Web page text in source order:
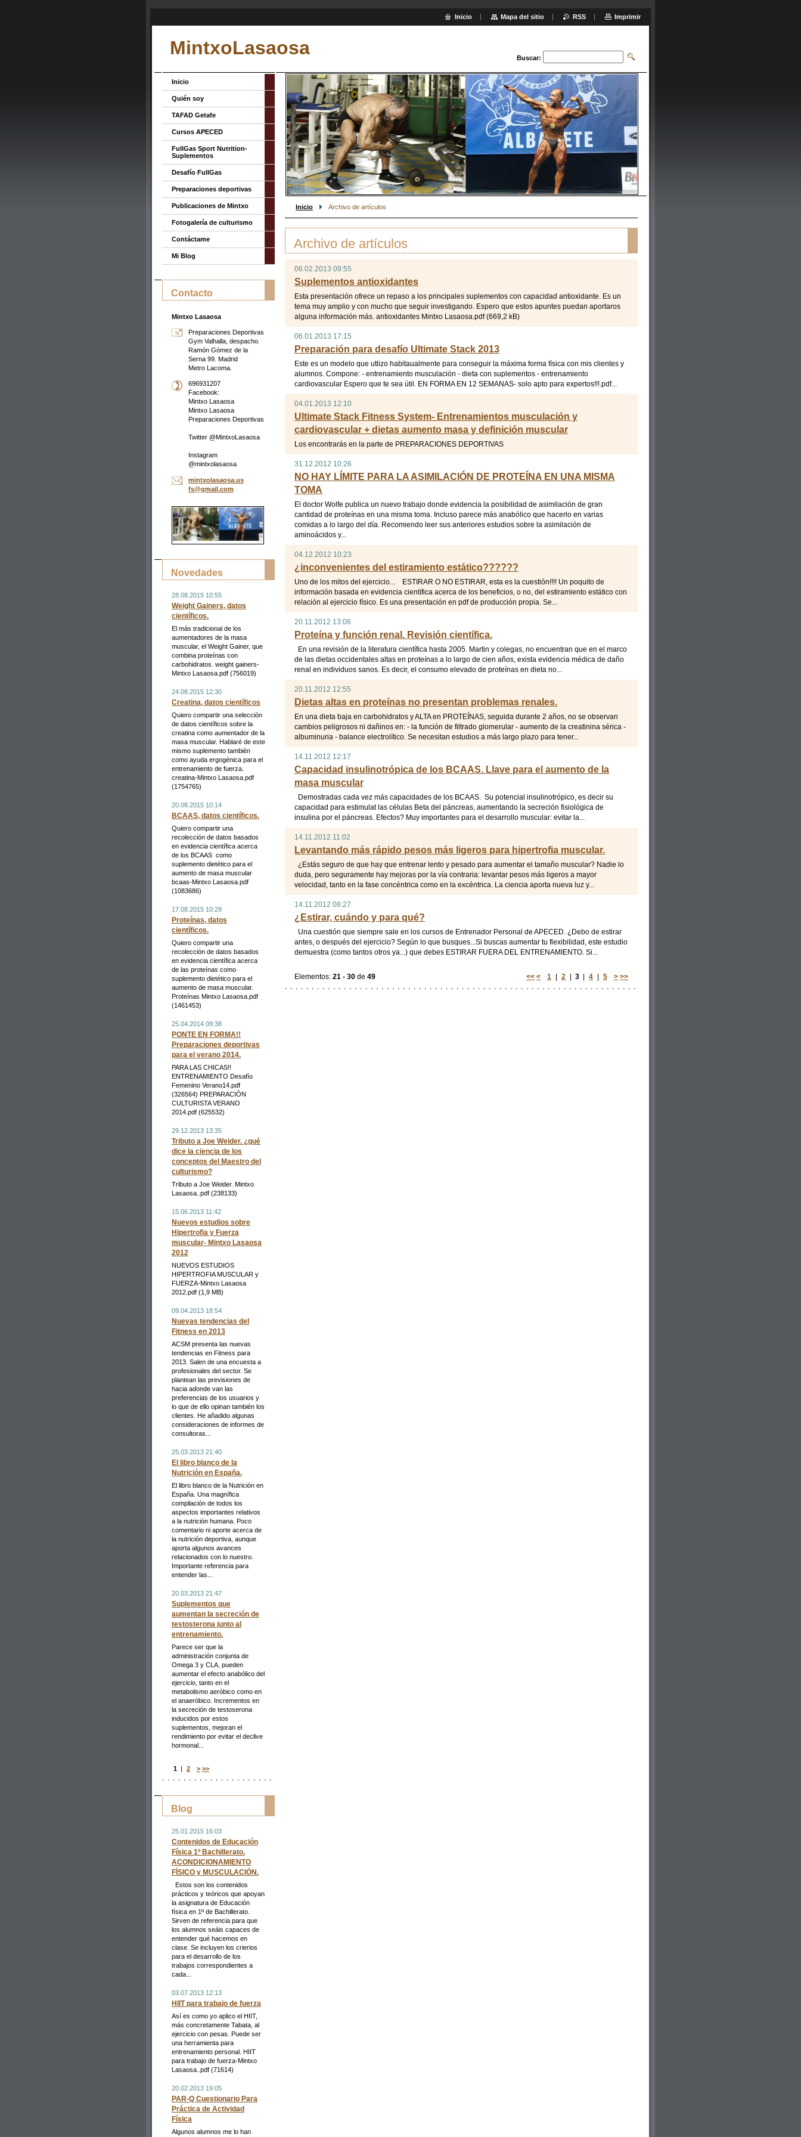
MintxoLasaosa Buscar:
Inicio Archivo de artículos
Archivo de artículos
06.02.2013 09:55
Suplementos antioxidantes
Esta presentación ofrece un repaso a los principales suplementos con capacidad antioxidante. Es un
tema muy amplio y con mucho que seguir investigando. Espero que estos apuntes puedan aportaros
alguna información más. antioxidantes Mintxo Lasaosa.pdf (669,2 kB)
06.01.2013 17:15
Preparación para desafío Ultimate Stack 2013
Este es un modelo que utlizo habitaualmente para conseguir la máxima forma física con mis clientes y
alumnos. Compone: - entrenamiento musculación - dieta con suplementos - entrenamiento
cardiovascular Espero que te sea útil. EN FORMA EN 12 SEMANAS- solo apto para expertos!!!.pdf...
04.01.2013 12:10
Ultimate Stack Fitness System- Entrenamientos musculación y
cardiovascular + dietas aumento masa y definición muscular
Los encontrarás en la parte de PREPARACIONES DEPORTIVAS
31.12.2012 10:26
NO HAY LÍMITE PARA LA ASIMILACIÓN DE PROTEÍNA EN UNA MISMA
TOMA
El doctor Wolfe publica un nuevo trabajo donde evidencia la posibilidad de asimilación de gran
cantidad de proteínas en una misma toma. Incluso parece más anabólico que hacerlo en varias
comidas a lo largo del día. Recomiendo leer sus anteriores estudios sobre la asimilación de
aminoácidos y...
04.12.2012 10:23
¿inconvenientes del estiramiento estático??????
Uno de los mitos del ejercicio... ESTIRAR O NO ESTIRAR, esta es la cuestión!!!! Un poquito de
información basada en evidencia científica acerca de los beneficios, o no, del estiramiento estático con
relación al ejercicio físico. Es una presentación en pdf de producción propia. Se...
20.11.2012 13:06
Proteína y función renal. Revisión científica.
En una revisión de la literatura científica hasta 2005. Martin y colegas, no encuentran que en el marco
de las dietas occidentales altas en proteínas a lo largo de cien años, exista evidencia médica de daño
renal en individuos sanos. Es decir, el consumo elevado de proteínas en dieta no...
20.11.2012 12:55
Dietas altas en proteínas no presentan problemas renales.
En una dieta baja en carbohidratos y ALTA en PROTEÍNAS, seguida durante 2 años, no se observan
cambios peligrosos ni dañinos en: - la función de filtrado glomerular - aumento de la creatinina sérica -
albuminuria - balance electrolítico. Se necesitan estudios a más largo plazo para tener...
14.11.2012 12:17
Capacidad insulinotrópica de los BCAAS. Llave para el aumento de la
masa muscular
Demostradas cada vez más capacidades de los BCAAS. Su potencial insulinotrópico, es decir su
capacidad para estimulat las células Beta del páncreas, aumentando la secreción fisiológica de
insulina por el páncreas. Efectos? Muy importantes para el desarrollo muscular: evitar la...
14.11.2012 11:02
Levantando más rápido pesos más ligeros para hipertrofia muscular.
¿Estás seguro de que hay que entrenar lento y pesado para aumentar el tamaño muscular? Nadie lo
duda, pero seguramente hay mejoras por la vía contraria: levantar pesos más ligeros a mayor
velocidad, tanto en la fase concéntrica como en la excéntrica. La ciencia aporta nueva luz y...
14.11.2012 08:27
¿Estirar, cuándo y para qué?
Una cuestión que siempre sale en los cursos de Entrenador Personal de APECED. ¿Debo de estirar
antes, o después del ejercicio? Según lo que busques...Si buscas aumentar tu flexibilidad, este estudio
demuestra (como tantos otros ya...) que debes ESTIRAR FUERA DEL ENTRENAMIENTO. Si...
Elementos: 21 - 30 de 49 << < 1 2 3 4 5 > >>
Inicio
Quién soy
TAFAD Getafe
Cursos APECED
FullGas Sport Nutrition-
Suplementos
Desafío FullGas
Preparaciones deportivas
Publicaciones de Mintxo
Fotogalería de culturismo
Contáctame
Mi Blog
Contacto
Mintxo Lasaosa
Preparaciones Deportivas
Gym Valhalla, despacho.
Ramón Gómez de la
Serna 99. Madrid
Metro Lacoma.
696931207
Facebook:
Mintxo Lasaosa
Mintxo Lasaosa
Preparaciones Deportivas
Twitter @MintxoLasaosa
Instagram
@mintxolasaosa
mintxolasaosa.us
fs@gmail.com
Novedades
28.08.2015 10:55
Weight Gainers, datos
científicos.
El más tradicional de los
aumentadores de la masa
muscular, el Weight Gainer, que
combina proteínas con
carbohidratos. weight gainers-
Mintxo Lasaosa.pdf (756019)
24.08.2015 12:30
Creatina, datos científicos
Quiero compartir una selección
de datos científicos sobre la
creatina como aumentador de la
masa muscular. Hablaré de este
mismo suplemento también
como ayuda ergogénica para el
entrenamiento de fuerza.
creatina-Mintxo Lasaosa.pdf
(1754765)
20.08.2015 10:14
BCAAS, datos científicos.
Quiero compartir una
recolección de datos basados
en evidencia científica acerca
de los BCAAS como
suplemento dietético para el
aumento de masa muscular
bcaas-Mintxo Lasaosa.pdf
(1083686)
17.08.2015 10:29
Proteínas, datos
científicos.
Quiero compartir una
recolección de datos basados
en evidencia científica acerca
de las proteínas como
suplemento dietético para el
aumento de masa muscular.
Proteínas Mintxo Lasaosa.pdf
(1461453)
25.04.2014 09:38
PONTE EN FORMA!!
Preparaciones deportivas
para el verano 2014.
PARA LAS CHICAS!!
ENTRENAMIENTO Desafío
Femenino Verano14.pdf
(326564) PREPARACIÓN
CULTURISTA VERANO
2014.pdf (625532)
29.12.2013 13:35
Tributo a Joe Weider. ¿qué
dice la ciencia de los
conceptos del Maestro del
culturismo?
Tributo a Joe Weider. Mintxo
Lasaosa..pdf (238133)
15.06.2013 11:42
Nuevos estudios sobre
Hipertrofia y Fuerza
muscular- Mintxo Lasaosa
2012
NUEVOS ESTUDIOS
HIPERTROFIA MUSCULAR y
FUERZA-Mintxo Lasaosa
2012.pdf (1,9 MB)
09.04.2013 18:54
Nuevas tendencias del
Fitness en 2013
ACSM presenta las nuevas
tendencias en Fitness para
2013. Salen de una encuesta a
profesionales del sector. Se
plantean las previsiones de
hacia adonde van las
preferencias de los usuarios y
lo que de ello opinan también los
clientes. He añadido algunas
consideraciones de informes de
consultoras...
25.03.2013 21:40
El libro blanco de la
Nutrición en España.
El libro blanco de la Nutrición en
España. Una magnífica
compilación de todos los
aspectos importantes relativos
a la nutrición humana. Poco
comentario ni aporte acerca de
la nutrición deportiva, aunque
aporta algunos avances
relacionados con lo nuestro.
Importante referencia para
entender las...
20.03.2013 21:47
Suplementos que
aumentan la secreción de
testosterona junto al
entrenamiento.
Parece ser que la
administración conjunta de
Omega 3 y CLA, pueden
aumentar el efecto anabólico del
ejercicio, tanto en el
metabolismo aeróbico como en
el anaeróbico. Incrementos en
la secreción de testoserona
inducidos por estos
suplementos, mejoran el
rendimiento por evitar el declive
hormonal...
1 | 2 > >>
Blog
25.01.2015 16:03
Contenidos de Educación
Física 1º Bachillerato.
ACONDICIONAMIENTO
FÍSICO y MUSCULACIÓN.
Estos son los contenidos
prácticos y teóricos que apoyan
la asignatura de Educación
física en 1º de Bachillerato.
Sirven de referencia para que
los alumnos seáis capaces de
entender qué hacemos en
clase. Se incluyen los crierios
para el desarrollo de los
trabajos correspondientes a
cada...
03.07.2013 12:13
HIIT para trabajo de fuerza
Así es como yo aplico el HIIT,
más concretamente Tabata, al
ejercicio con pesas. Puede ser
una herramienta para
entrenamiento personal. HIIT
para trabajo de fuerza-Mintxo
Lasaosa..pdf (71614)
20.02.2013 19:05
PAR-Q Cuestionario Para
Práctica de Actividad
Física
Algunos alumnos me lo han
Inicio Mapa del sitio RSS Imprimir